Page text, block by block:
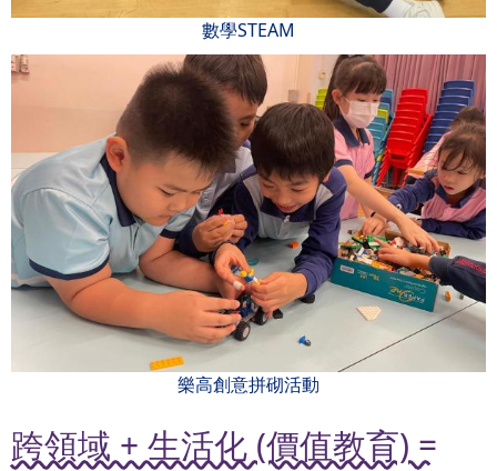
數學STEAM
樂高創意拼砌活動
跨領域 + 生活化 (價值教育) =